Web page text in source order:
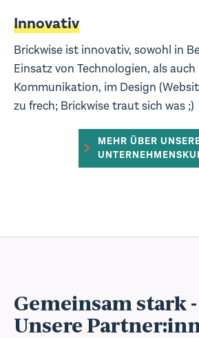
Innovativ
Brickwise ist innovativ, sowohl in
Einsatz von Technologien, als
Kommunikation, im Design
zu frech; Brickwise traut sich was ;)
MEHR ÜBER
Gemeinsam stark -
Unsere